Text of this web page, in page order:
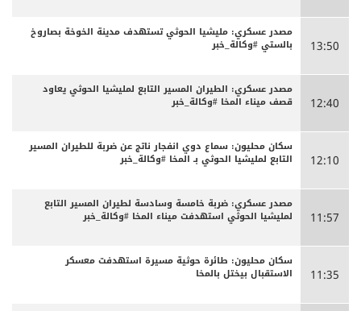
13:50
مصدر عسكري: مليشيا الحوثي تستهدف مدينة الخوخة بصاروخ
بالستي #وكالة_خبر
12:40
مصدر عسكري: الطيران المسير التابع لمليشيا الحوثي يعاود
قصف ميناء المخا #وكالة_خبر
12:10
سكان محليون: سماع دوي انفجار ناتج عن ضربة للطيران المسير
التابع لمليشيا الحوثي بـ المخا #وكالة_خبر
11:57
مصدر عسكري: ضربة خامسة وسادسة لطيران المسير التابع
لمليشيا الحوثي استهدفت ميناء المخا #وكالة_خبر
11:35
سكان محليون: طائرة حوثية مسيرة استهدفت معسكر
الاستقبال بيختل بالمخا